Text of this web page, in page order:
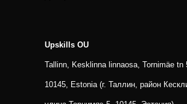
Upskills OU
Tallinn, Kesklinna linnaosa, Tornimäe tn
10145, Estonia (г. Таллин, район